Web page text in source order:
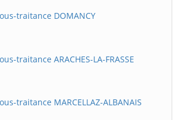
traitance DOMANCY
traitance ARACHES-LA-FRASSE
traitance MARCELLAZ-ALBANAIS